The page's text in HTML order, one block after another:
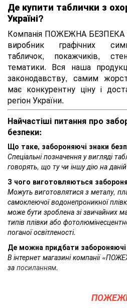
Де купити таблички з
Україні?
Компанія ПОЖЕЖНА БЕЗПЕКА
виробник графічних
табличок, покажчиків,
тематики. Вся наша
законодавству, самим
має конкурентну ціну і
регіон України.
Найчастіші питання про
безпеки:
Що таке, забороняючі знаки
Спеціальні позначення у вигляді
говорять, що ту чи іншу дію на
З чого виготовляються
Можуть виготовлятися з металу,
самоклеючої водонепроникної
може бути зроблена зі звичайних
типів плівки або
поганої освітленості.
Де можна придбати забороняючі
В інтернет магазині компанії
за посиланням.